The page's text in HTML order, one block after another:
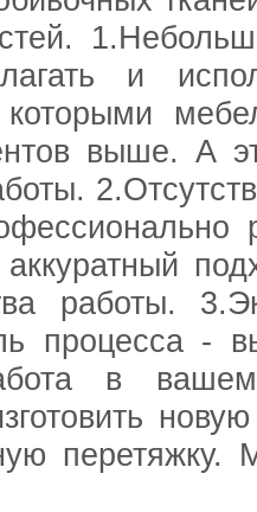
и
которыми
выше. А
работы.
процесса -
в